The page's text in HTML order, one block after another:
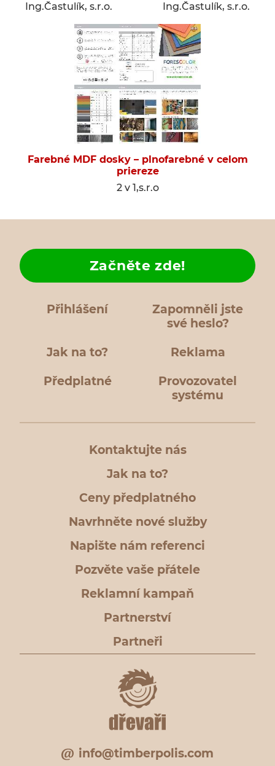
Ing.Častulík, s.r.o.
Ing.Častulík, s.r.o.
Farebné MDF dosky – plnofarebné v celom
priereze
2 v 1,s.r.o
Přihlášení
Zapomněli jste
své heslo?
Jak na to?
Začněte zde!
Reklama
Předplatné
Provozovatel
systému
Kontaktujte nás
Jak na to?
Ceny předplatného
Navrhněte nové služby
Napište nám referenci
Pozvěte vaše přátele
Reklamní kampaň
Partnerství
Partneři
info@timberpolis.com